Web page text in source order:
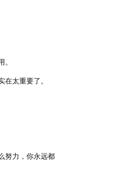
太重要了。
努力，你永远都